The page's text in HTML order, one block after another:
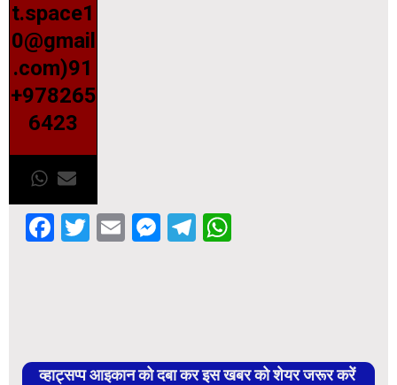
t.space1
0@gmail
.com)91
+978265
6423
Facebook
Twitter
EmailMessenger
Telegram
व्हाट्सप्प आइकान को दबा कर इस खबर को शेयर जरूर करें